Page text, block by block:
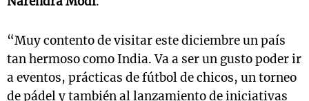
“Muy contento de visitar este diciembre un país
tan hermoso como India. Va a ser un gusto poder ir
a eventos, prácticas de fútbol de chicos, un torneo
de pádel y también al lanzamiento de iniciativas